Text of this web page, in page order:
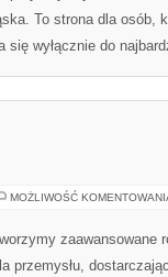
To strona dla osób,
się wyłącznie do
MOŻLIWOŚĆ
zaawansowane
przemysłu,